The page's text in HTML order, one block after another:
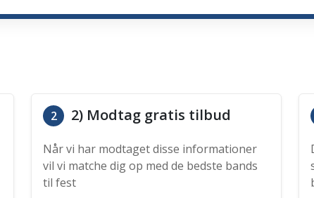
2 2) Modtag gratis tilbud
Når vi har modtaget disse informationer
vil vi matche dig op med de bedste bands
til fest